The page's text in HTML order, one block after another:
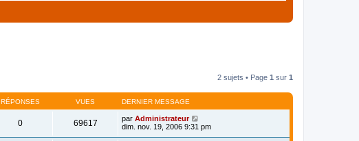
2 sujets • Page 1 sur 1
RÉPONSES VUES DERNIER MESSAGE
0 69617 par Administrateur
dim. nov. 19, 2006 9:31 pm